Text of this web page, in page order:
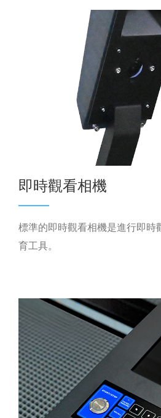
即時觀看相機
標準的即時觀看相機是進行即時
育工具。